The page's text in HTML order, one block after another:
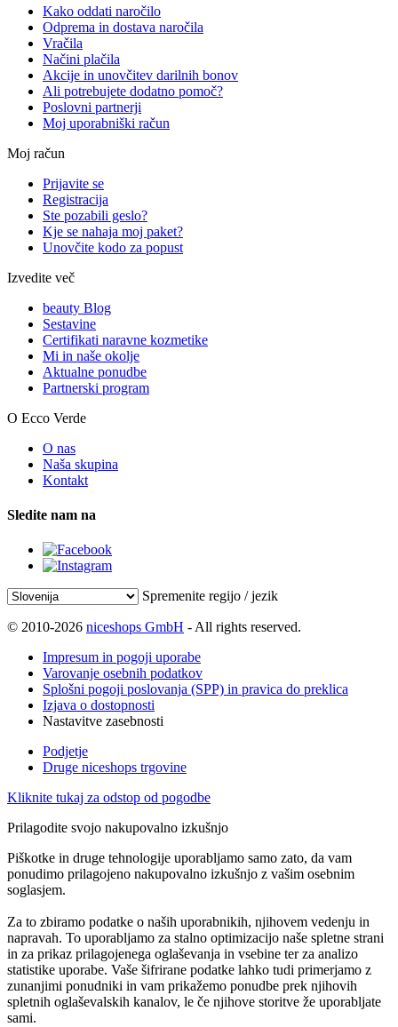
Kako oddati naročilo
Odprema in dostava naročila
Vračila
Načini plačila
Akcije in unovčitev darilnih bonov
Ali potrebujete dodatno pomoč?
Poslovni partnerji
Moj uporabniški račun
Moj račun
Prijavite se
Registracija
Ste pozabili geslo?
Kje se nahaja moj paket?
Unovčite kodo za popust
Izvedite več
beauty Blog
Sestavine
Certifikati naravne kozmetike
Mi in naše okolje
Aktualne ponudbe
Partnerski program
O Ecco Verde
O nas
Naša skupina
Kontakt
Sledite nam na
Spremenite regijo / jezik
© 2010-2026 niceshops GmbH - All rights reserved.
Impresum in pogoji uporabe
Varovanje osebnih podatkov
Splošni pogoji poslovanja (SPP) in pravica do preklica
Izjava o dostopnosti
Nastavitve zasebnosti
Podjetje
Druge niceshops trgovine
Kliknite tukaj za odstop od pogodbe
Prilagodite svojo nakupovalno izkušnjo
Piškotke in druge tehnologije uporabljamo samo zato, da vam
ponudimo prilagojeno nakupovalno izkušnjo z vašim osebnim
soglasjem.
Za to zbiramo podatke o naših uporabnikih, njihovem vedenju in
napravah. To uporabljamo za stalno optimizacijo naše spletne strani
in za prikaz prilagojenega oglaševanja in vsebine ter za analizo
statistike uporabe. Vaše šifrirane podatke lahko tudi primerjamo z
zunanjimi ponudniki in vam prikažemo ponudbe prek njihovih
spletnih oglaševalskih kanalov, le če njihove storitve že uporabljate
sami.